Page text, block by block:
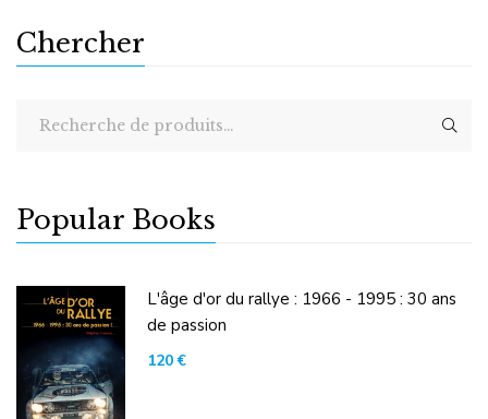
Popular Books
120€
Liens Commerciaux